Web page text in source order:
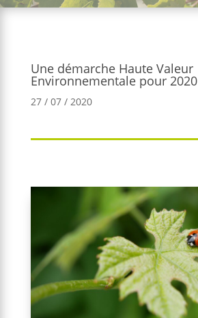
Une démarche Haute Valeur
Environnementale pour 2020
27 / 07 / 2020